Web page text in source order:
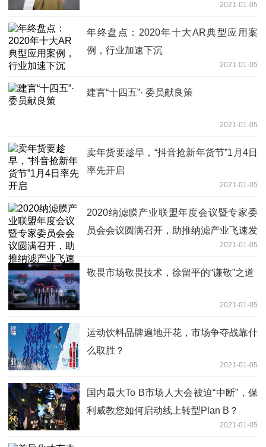
2021-01-05
年终盘点：2020年十大AR典型应用案
例，行业加速下沉
2021-01-05
建言“十四五”· 委员献良策
2021-01-05
卖年货要趁早，“抖音抢新年货节”1月4日
率先开启
2021-01-05
2020纳滤膜产业联盟年度会议暨专家委
员会会议圆满召开，助推纳滤产业飞速发
2021-01-05
敬畏市场敬畏技术，徐留平的“谦敬”之道
2021-01-05
运动饮料品牌遍地开花，市场争夺战靠什
么取胜？
2021-01-05
国内最大To B市场人大会被迫“中断”，保
利威教您如何启动线上转型Plan B？
2021-01-05